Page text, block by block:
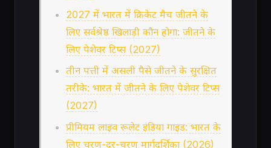
2027 में भारत में क्रिकेट मैच जीतने के
लिए सर्वश्रेष्ठ खिलाड़ी कौन होगा: जीतने के
लिए पेशेवर टिप्स (2027)
तीन पत्ती में असली पैसे जीतने के सुरक्षित
तरीके: भारत में जीतने के लिए पेशेवर टिप्स
(2027)
प्रीमियम लाइव रूलेट इंडिया गाइड: भारत के
लिए चरण-दर-चरण मार्गदर्शिका (2026)